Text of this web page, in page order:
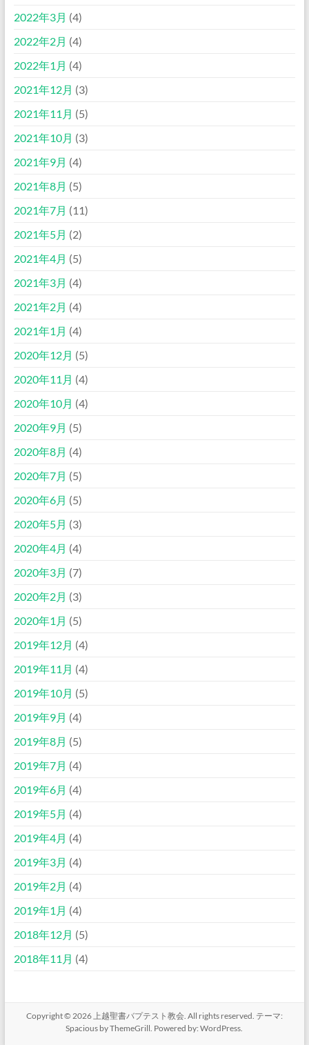
2022年3月 (4)
2022年2月 (4)
2022年1月 (4)
2021年12月 (3)
2021年11月 (5)
2021年10月 (3)
2021年9月 (4)
2021年8月 (5)
2021年7月 (11)
2021年5月 (2)
2021年4月 (5)
2021年3月 (4)
2021年2月 (4)
2021年1月 (4)
2020年12月 (5)
2020年11月 (4)
2020年10月 (4)
2020年9月 (5)
2020年8月 (4)
2020年7月 (5)
2020年6月 (5)
2020年5月 (3)
2020年4月 (4)
2020年3月 (7)
2020年2月 (3)
2020年1月 (5)
2019年12月 (4)
2019年11月 (4)
2019年10月 (5)
2019年9月 (4)
2019年8月 (5)
2019年7月 (4)
2019年6月 (4)
2019年5月 (4)
2019年4月 (4)
2019年3月 (4)
2019年2月 (4)
2019年1月 (4)
2018年12月 (5)
2018年11月 (4)
Copyright © 2026上越聖書バプテスト教会. All rights reserved. テーマ:
Spacious by ThemeGrill. Powered by:WordPress.